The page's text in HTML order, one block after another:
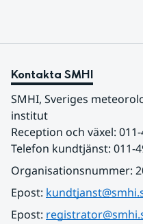
Kontakta SMHI
SMHI, Sveriges
institut
Reception och växel:
Telefon kundtjänst: 011-
Organisationsnummer:
Epost:
Epost: